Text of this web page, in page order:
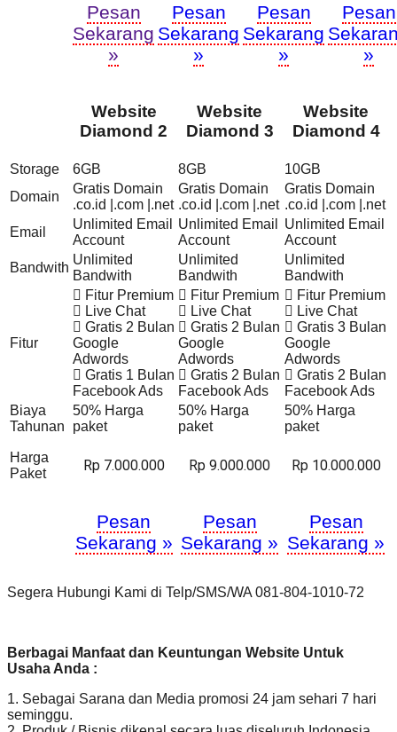
Pesan
Sekarang
»
Pesan
Sekarang
»
Pesan
Sekarang
»
Pesan
»
Website
Diamond 2
Website
Diamond 3
Website
Diamond 4
Storage 6GB 8GB
10GB
Domain
Gratis Domain
.co.id |.com |.net
Gratis Domain
.co.id |.com |.net
Gratis Domain
.co.id |.com |.net
Email
Unlimited Email
Account
Unlimited Email
Account
Unlimited Email
Account
Bandwith
Unlimited
Bandwith
Unlimited
Bandwith
Unlimited
Bandwith
Fitur
Fitur Premium
Live Chat
Gratis 2 Bulan
Google
Adwords
Gratis 1 Bulan
Facebook Ads
Fitur Premium
Live Chat
Gratis 2 Bulan
Google
Adwords
Gratis 2 Bulan
Facebook Ads
Fitur Premium
Live Chat
Gratis 3 Bulan
Google
Adwords
Gratis 2 Bulan
Facebook Ads
Biaya
Tahunan
50% Harga
paket
50% Harga
paket
50% Harga
paket
Harga
Paket
Rp 7.000.000 Rp 9.000.000 Rp 10.000.000
Pesan
Sekarang »
Pesan
Sekarang »
Pesan
Sekarang »
Segera Hubungi Kami di Telp/SMS/WA 081-804-1010-72
Berbagai Manfaat dan Keuntungan Website Untuk
Usaha Anda :
1. Sebagai Sarana dan Media promosi 24 jam sehari 7 hari
seminggu.